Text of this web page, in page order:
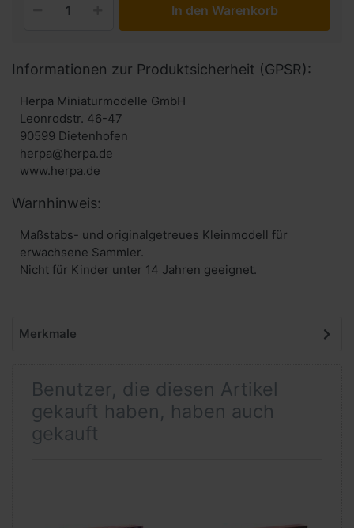
In den Warenkorb
Informationen zur Produktsicherheit (GPSR):
Herpa Miniaturmodelle GmbH
Leonrodstr. 46-47
90599 Dietenhofen
herpa@herpa.de
www.herpa.de
Warnhinweis:
Maßstabs- und originalgetreues Kleinmodell für
erwachsene Sammler.
Nicht für Kinder unter 14 Jahren geeignet.
Merkmale
Benutzer, die diesen Artikel
gekauft haben, haben auch
gekauft